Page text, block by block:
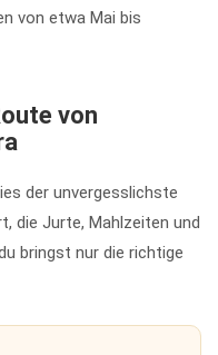
von etwa Mai bis
von
der unvergesslichste
die Jurte, Mahlzeiten und
bringst nur die richtige